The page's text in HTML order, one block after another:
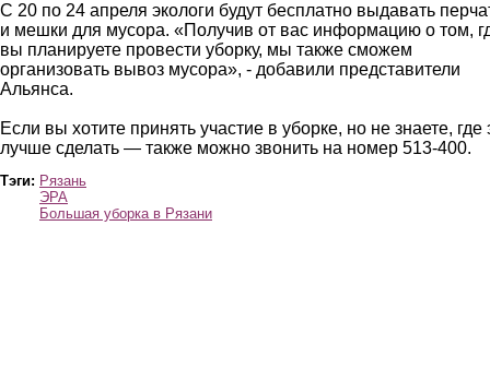
С 20 по 24 апреля экологи будут бесплатно выдавать
и мешки для мусора. «Получив от вас информацию о том,
вы планируете провести уборку, мы также сможем
организовать вывоз мусора», - добавили представители
Альянса.
Если вы хотите принять участие в уборке, но не знаете, где
лучше сделать — также можно звонить на номер 513-400.
Тэги: Рязань
ЭРА
Большая уборка в Рязани